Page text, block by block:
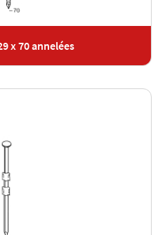
x 70 annelées